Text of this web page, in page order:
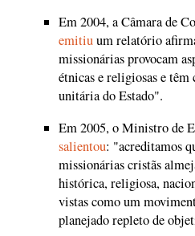
Em 2004, a Câmara de
emitiuum relatório
missionárias provocam
étnicas e religiosas e
unitária do Estado".
Em 2005, o Ministro de
salientou: "acreditamos
missionárias cristãs
histórica, religiosa,
vistas como um
planejado repleto de